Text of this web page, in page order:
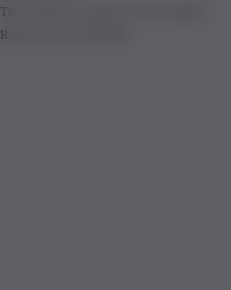
The product is already in the wishlist!
Removed from Wishlist